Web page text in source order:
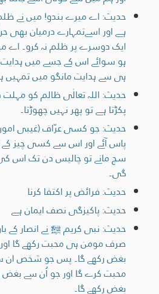
حدیث: اے میرے بندو! میں نے ظلم
ہے اور اسےتمہارے درمیان بھی
ایک دوسرے پر ظلم نہ کرو۔ اے
ہو سوائے اس کے جسے میں
ہی سے ہدایت مانگو میں تمہیں
حدیث: اللہ تعالٰی ظالم کو
پکڑتا ہے تو پھر نہیں چھوڑتا۔
حدیث: جو کسی عرّاف (غیبی امور
پاس آئے اور اس سے کسی چیز
سچ مانے تو چالیس دن تک اس
گی۔
حدیث: فرائض پر اکتفا کرنا
حدیث: پاکیزگی نصف ایمان ہے
حدیث: نبی کریم ﷺ نے انصار کے
صرف مومن ہی محبت رکھے گا
بغض رکھے گا۔ پس جو شخص ان
محبت کرے گا اور جو اُن سے بغض
بغض رکھے گا۔